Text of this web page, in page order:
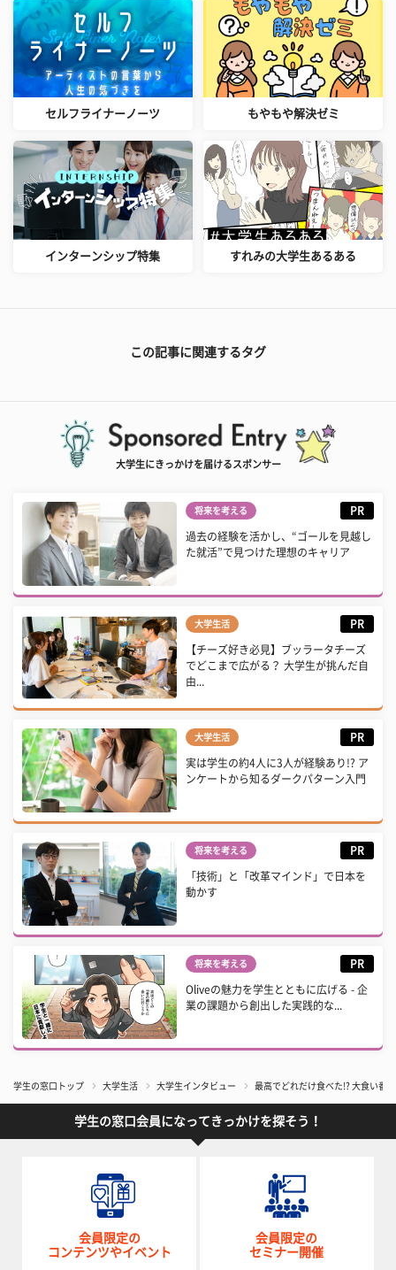
セルフライナーノーツ もやもや解決ゼミ
インターンシップ特集 すれみの大学生あるある
この記事に関連するタグ
大学生にきっかけを届けるスポンサー
将来を考える PR
過去の経験を活かし、“ゴールを見越し
た就活”で見つけた理想のキャリア
大学生活 PR
【チーズ好き必見】ブッラータチーズ
でどこまで広がる？ 大学生が挑んだ自
由...
大学生活 PR
実は学生の約4人に3人が経験あり!? ア
ンケートから知るダークパターン入門
将来を考える PR
「技術」と「改革マインド」で日本を
動かす
将来を考える PR
Oliveの魅力を学生とともに広げる - 企
業の課題から創出した実践的な...
学生の窓口トップ 大学生活 大学生インタビュー 最高でどれだけ食べた!? 大食い番
学生の窓口会員になってきっかけを探そう！
会員限定の
コンテンツやイベント
会員限定の
セミナー開催